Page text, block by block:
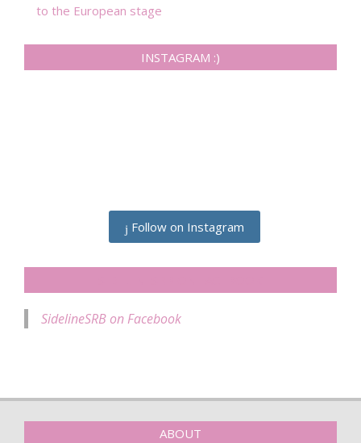
to the European stage
INSTAGRAM :)
Follow on Instagram
SidelineSRB on Facebook
ABOUT